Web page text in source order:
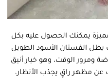
يمكنك الحصول عليه بكل
يظل الفستان الأسود الطويل
ومرور الوقت، وهو خيار أنيق
مظهر راقٍ يجذب الأنظار،